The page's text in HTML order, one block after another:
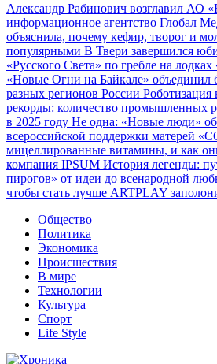
Александр Рабинович возглавил АО
информационное агентство Глобал
объяснила, почему кефир, творог и
популярными В Твери завершился
«Русского Света» по гребле на
«Новые Огни на Байкале» объединил
разных регионов России Роботизация
рекорды: количество промышленных
в 2025 году Не одна: «Новые люди»
всероссийской поддержки матерей
мицеллированные витамины, и как
компания IPSUM История легенды:
пирогов» от идеи до всенародной
чтобы стать лучше ARTPLAY
Общество
Политика
Экономика
Происшествия
В мире
Технологии
Культура
Спорт
Life Style